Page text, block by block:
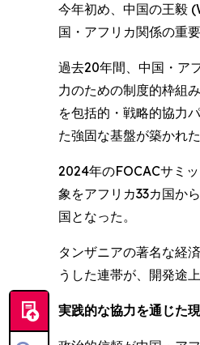
今年初め、中国の王毅
国・アフリカ関係の重
過去20年間、中国・ア
力のための制度的枠組
を包括的・戦略的協力
た強固な基盤が築かれた
2024年のFOCACサミ
象をアフリカ33カ国か
国となった。
タンザニアの著名な経
うした連帯が、開発途
実践的な協力を通じた